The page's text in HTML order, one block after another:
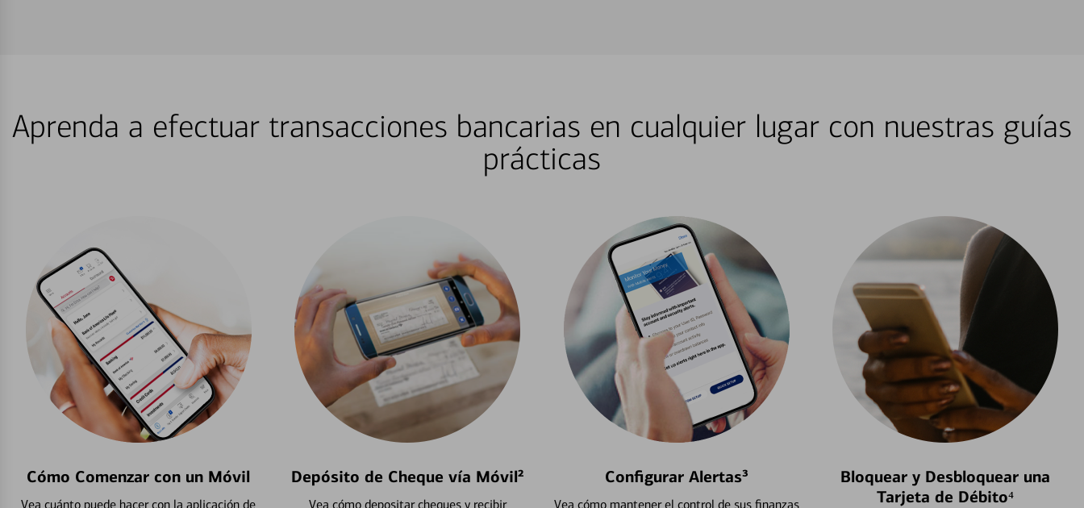
Aprenda a efectuar transacciones bancarias en cualquier lugar con nuestras guías
prácticas
Cómo Comenzar con un Móvil
Vea cuánto puede hacer con la aplicación de
Depósito de Cheque vía Móvil²
Vea cómo depositar cheques y recibir
Configurar Alertas³
Vea cómo mantener el control de sus finanzas
Bloquear y Desbloquear una
Tarjeta de Débito⁴